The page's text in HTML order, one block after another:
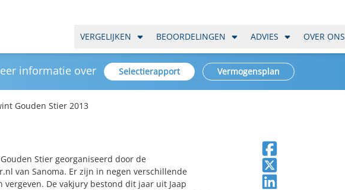
VERGELIJKEN BEOORDELINGEN ADVIES OVER ONS
informatie over Selectierapport Vermogensplan
Gouden Stier 2013
Stier georganiseerd door de
van Sanoma. Er zijn in negen verschillende
vergeven. De vakjury bestond dit jaar uit Jaap
Deel op Facebook
Deel op X
Deel op LinkedIn